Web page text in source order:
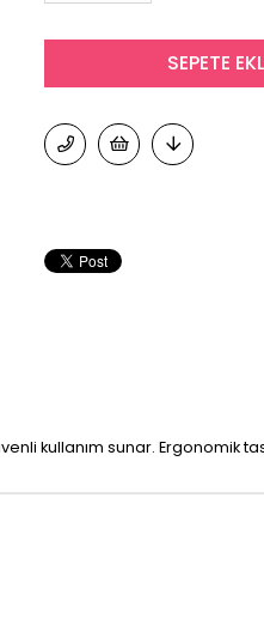
kullanım sunar. Ergonomik